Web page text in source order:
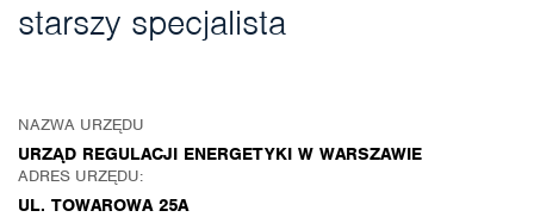
starszy specjalista
NAZWA URZĘDU
URZĄD REGULACJI ENERGETYKI W WARSZAWIE
ADRES URZĘDU:
UL. TOWAROWA 25A